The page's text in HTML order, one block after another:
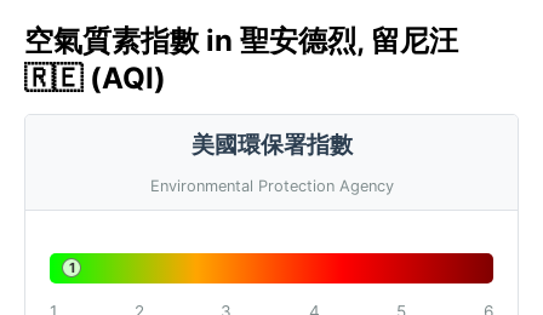
空氣質素指數 in 聖安德烈, 留尼汪
🇷🇪 (AQI)
美國環保署指數
Environmental Protection Agency
1
1 2 3 4 5 6